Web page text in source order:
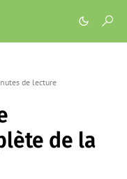
de lecture
de la